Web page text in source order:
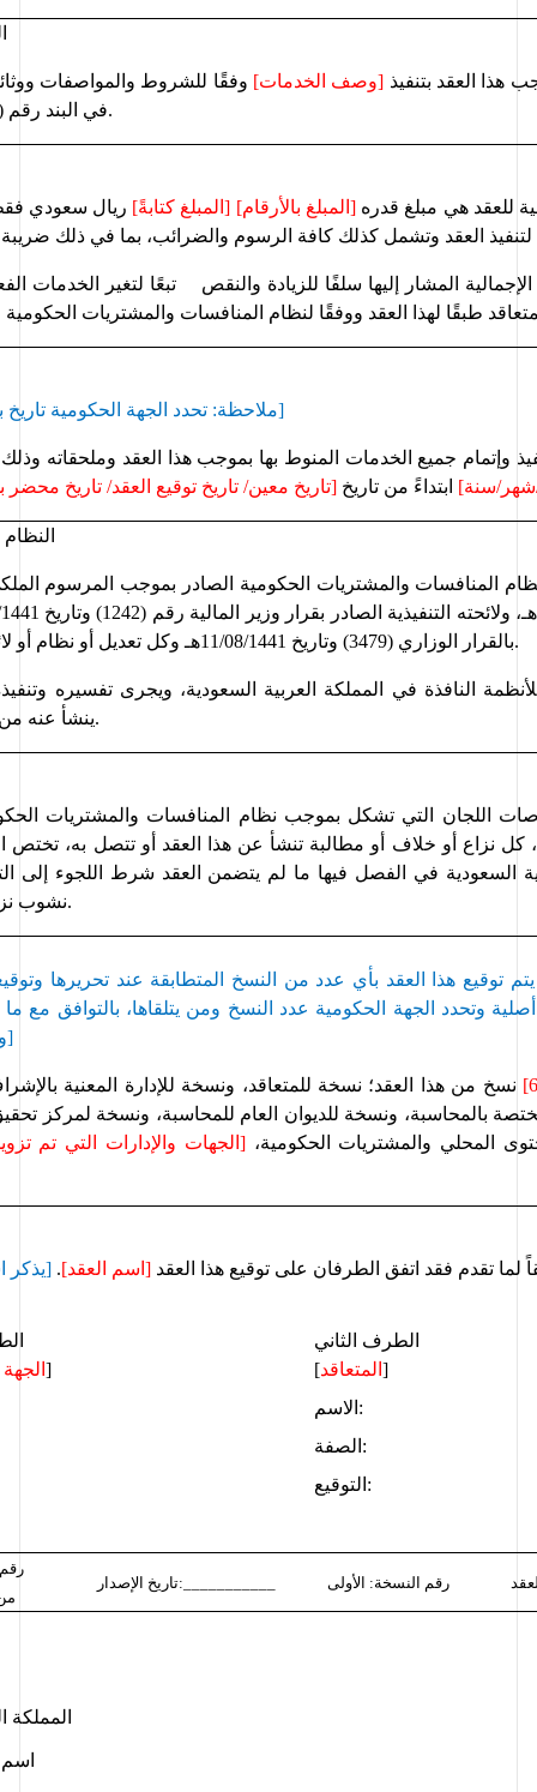
هذا العقد بتنفيذ [وصف الخدمات]
في البند رقم .
للعقد هي مبلغ قدره [المبلغ بالأرقام] [المبلغ كتابةً] ريال سعودي
المشار إليها سلفًا للزيادة والنقص
[ملاحظة: تحدد الجهة الحكومية تاريخ ]
وإتمام جميع الخدمات المنوط بها بموجب هذا العقد وملحقاته و
شهر/سنة] ابتداءً من تاريخ [تاريخ معين/ تاريخ توقيع العقد/ تاريخ محضر
بالقرار الوزاري (3479) وتاريخ 11/08/1441هـ وكل تعديل أو نظام أو لائحة تحل.
ينشأ عنه من دعاوى بموجبها.
كل نزاع أو خلاف أو مطالبة تنشأ عن هذا العقد أو تتصل به، تختص
السعودية في الفصل فيها ما لم يتضمن العقد شرط اللجوء
نشوب نزاع بين الطرفين.
توقيع هذا العقد بأي عدد من النسخ المتطابقة عند تحريرها
وتحدد الجهة الحكومية
]
بالمحاسبة، ونسخة للديوان العام للمحاسبة، ونسخة لمركز
المحلي والمشتريات الحكومية،
لما تقدم فقد اتفق الطرفان على توقيع هذا العقد [اسم العقد]. [يذكر
]
الطرف الثاني
[المتعاقد ]
الاسم:
الصفة:
التوقيع:
تاريخ الإصدار:___________ رقم النسخة: الأولى
المملكة